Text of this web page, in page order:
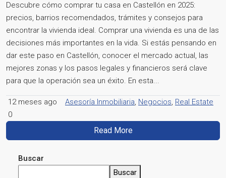
Descubre cómo comprar tu casa en Castellón en 2025:
precios, barrios recomendados, trámites y consejos para
encontrar la vivienda ideal. Comprar una vivienda es una de las
decisiones más importantes en la vida. Si estás pensando en
dar este paso en Castellón, conocer el mercado actual, las
mejores zonas y los pasos legales y financieros será clave
para que la operación sea un éxito. En esta...
12 meses ago Asesoría Inmobiliaria, Negocios, Real Estate
0
Read More
Buscar
Buscar